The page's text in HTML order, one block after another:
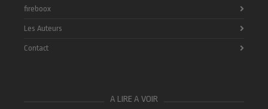
fireboox
Les Auteurs
Contact
A LIRE A VOIR